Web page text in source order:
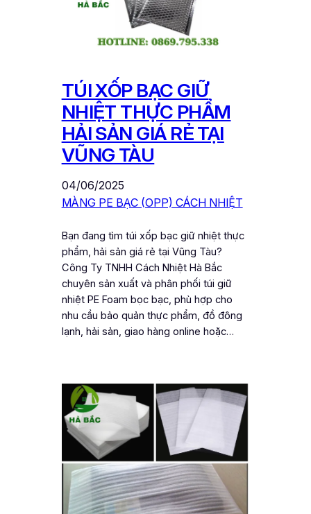
TÚI XỐP BẠC GIỮ
NHIỆT THỰC PHẨM
HẢI SẢN GIÁ RẺ TẠI
VŨNG TÀU
04/06/2025
MÀNG PE BẠC (OPP) CÁCH NHIỆT
Bạn đang tìm túi xốp bạc giữ nhiệt thực
phẩm, hải sản giá rẻ tại Vũng Tàu?
Công Ty TNHH Cách Nhiệt Hà Bắc
chuyên sản xuất và phân phối túi giữ
nhiệt PE Foam bọc bạc, phù hợp cho
nhu cầu bảo quản thực phẩm, đồ đông
lạnh, hải sản, giao hàng online hoặc…